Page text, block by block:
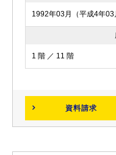
1992年03月（平成4年03
1 階 ／ 11 階
資料請求